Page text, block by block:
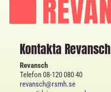
Kontakta Revansch
Revansch
Telefon 08-120 080 40
revansch@rsmh.se